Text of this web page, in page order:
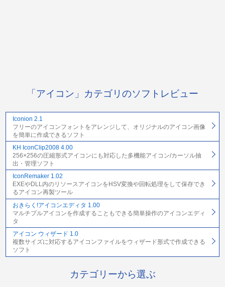
「アイコン」カテゴリのソフトレビュー
Iconion 2.1
フリーのアイコンフォントをアレンジして、オリジナルのアイコン画像
を簡単に作成できるソフト
KH IconClip2008 4.00
256×256の圧縮形式アイコンにも対応した多機能アイコン/カーソル抽
出・管理ソフト
IconRemaker 1.02
EXEやDLL内のリソースアイコンをHSV変換や回転処理をして保存でき
るアイコン再製ツール
おきらく!アイコンエディタ 1.00
マルチプルアイコンを作成することもできる簡単操作のアイコンエディ
タ
アイコン ウィザード 1.0
複数サイズに対応するアイコンファイルをウィザード形式で作成できる
ソフト
カテゴリーから選ぶ